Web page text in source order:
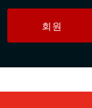
회원